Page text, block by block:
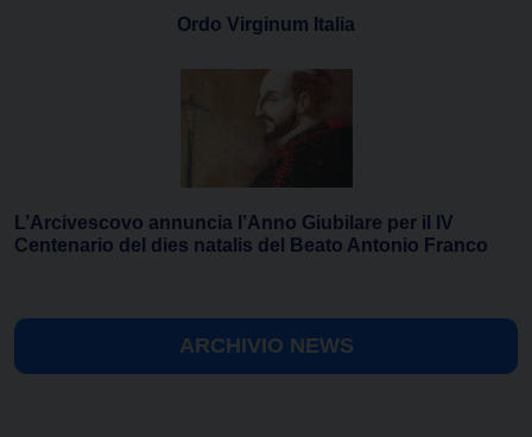
Ordo Virginum Italia
L’Arcivescovo annuncia l’Anno Giubilare per il IV
Centenario del dies natalis del Beato Antonio Franco
ARCHIVIO NEWS